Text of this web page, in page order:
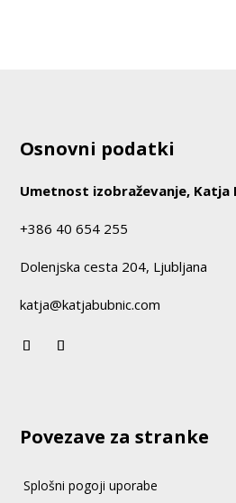
Osnovni podatki
Umetnost izobraževanje, Katja
+386 40 654 255
Dolenjska cesta 204, Ljubljana
katja@katjabubnic.com
Povezave za stranke
Splošni pogoji uporabe